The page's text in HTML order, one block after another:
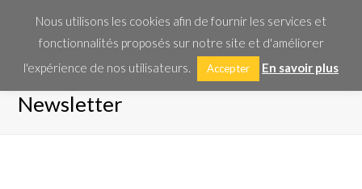
Newsletter
Nous utilisons les cookies afin de fournir les services et
fonctionnalités proposés sur notre site et d'améliorer
l'expérience de nos utilisateurs.
Accepter En savoir plus